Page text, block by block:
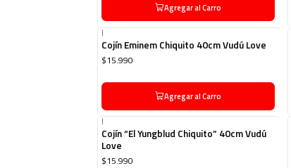
Agregar al Carro
|
Cojín Eminem Chiquito 40cm Vudú Love
$15.990
Agregar al Carro
|
Cojín “El Yungblud Chiquito” 40cm Vudú
Love
$15.990